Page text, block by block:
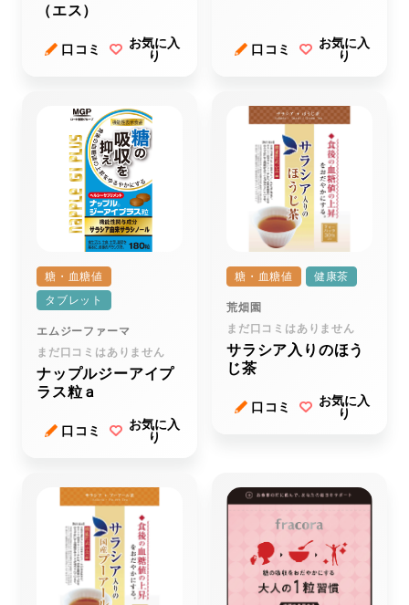
（エス）
口コミ
お気に入
り
口コミ
お気に入
り
糖・血糖値
タブレット
エムジーファーマ
まだ口コミはありません
ナップルジーアイプ
ラス粒ａ
口コミ
お気に入
り
糖・血糖値 健康茶
荒畑園
まだ口コミはありません
サラシア入りのほう
じ茶
口コミ
お気に入
り